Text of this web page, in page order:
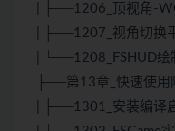
| ├──1206_顶视角-
| ├──1207_视角切换
| └──1208_FSHUD
├──第13章_快速使用
| ├──1301_安装编译